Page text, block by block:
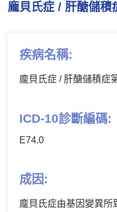
龐貝氏症 / 肝醣儲積
疾病名稱:
龐貝氏症 / 肝醣儲積症
ICD-10診斷編碼:
E74.0
成因:
龐貝氏症由基因變異所